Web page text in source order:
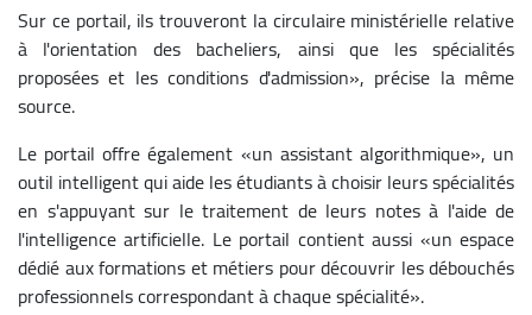
Sur ce portail, ils trouveront la circulaire ministérielle relative
à l'orientation des bacheliers, ainsi que les spécialités
proposées et les conditions d'admission», précise la même
source.
Le portail offre également «un assistant algorithmique», un
outil intelligent qui aide les étudiants à choisir leurs spécialités
en s'appuyant sur le traitement de leurs notes à l'aide de
l'intelligence artificielle. Le portail contient aussi «un espace
dédié aux formations et métiers pour découvrir les débouchés
professionnels correspondant à chaque spécialité».